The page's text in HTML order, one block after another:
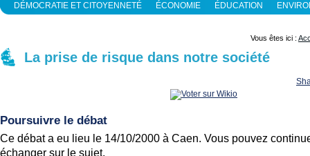
DÉMOCRATIE ET CITOYENNETÉ ÉCONOMIE ÉDUCATION
Vous êtes ici :
La prise de risque dans notre société
Poursuivre le débat
Ce débat a eu lieu le 14/10/2000 à Caen. Vous pouvez
échanger sur le sujet.